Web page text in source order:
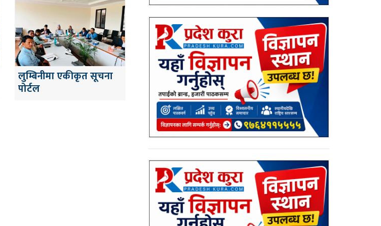
लुम्बिनीमा एकीकृत सूचना
पोर्टल